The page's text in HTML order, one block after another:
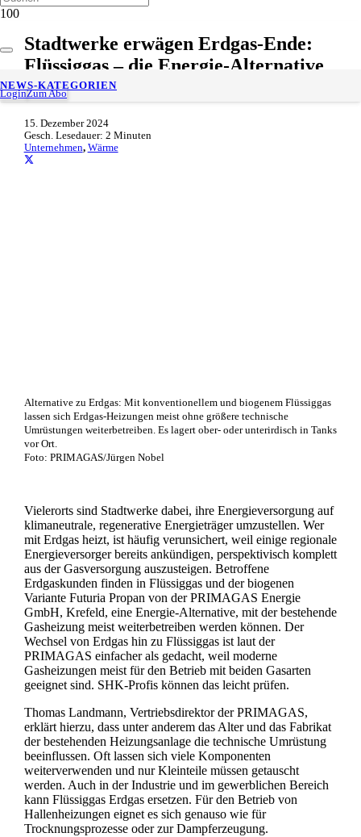
LoginZum Abo
NEWS-KATEGORIEN
Stadtwerke erwägen Erdgas-Ende:
Flüssiggas – die Energie-Alternative
zur Netzversorgung
15. Dezember 2024
Gesch. Lesedauer: 2 Minuten
Unternehmen, Wärme
Alternative zu Erdgas: Mit konventionellem und biogenem Flüssiggas
lassen sich Erdgas-Heizungen meist ohne größere technische
Umrüstungen weiterbetreiben. Es lagert ober- oder unterirdisch in Tanks
vor Ort.
Foto: PRIMAGAS/Jürgen Nobel
Vielerorts sind Stadtwerke dabei, ihre Energieversorgung auf
klimaneutrale, regenerative Energieträger umzustellen. Wer
mit Erdgas heizt, ist häufig verunsichert, weil einige regionale
Energieversorger bereits ankündigen, perspektivisch komplett
aus der Gasversorgung auszusteigen. Betroffene
Erdgaskunden finden in Flüssiggas und der biogenen
Variante Futuria Propan von der PRIMAGAS Energie
GmbH, Krefeld, eine Energie-Alternative, mit der bestehende
Gasheizung meist weiterbetreiben werden können. Der
Wechsel von Erdgas hin zu Flüssiggas ist laut der
PRIMAGAS einfacher als gedacht, weil moderne
Gasheizungen meist für den Betrieb mit beiden Gasarten
geeignet sind. SHK-Profis können das leicht prüfen.
Thomas Landmann, Vertriebsdirektor der PRIMAGAS,
erklärt hierzu, dass unter anderem das Alter und das Fabrikat
der bestehenden Heizungsanlage die technische Umrüstung
beeinflussen. Oft lassen sich viele Komponenten
weiterverwenden und nur Kleinteile müssen getauscht
werden. Auch in der Industrie und im gewerblichen Bereich
kann Flüssiggas Erdgas ersetzen. Für den Betrieb von
Hallenheizungen eignet es sich genauso wie für
Trocknungsprozesse oder zur Dampferzeugung.